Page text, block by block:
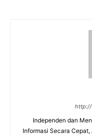
http://
Independen dan
Informasi Secara